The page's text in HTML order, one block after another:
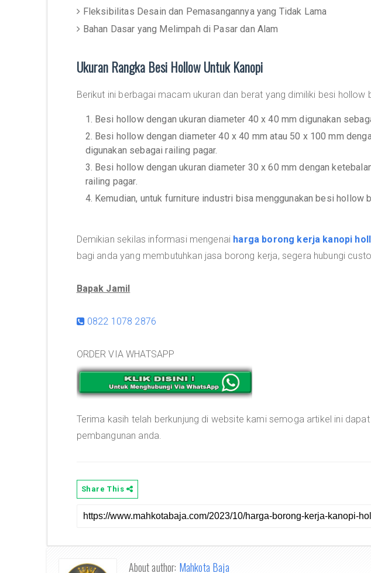
Fleksibilitas Desain dan Pemasangannya yang Tidak Lama
Bahan Dasar yang Melimpah di Pasar dan Alam
Ukuran Rangka Besi Hollow Untuk Kanopi
Berikut ini berbagai macam ukuran dan berat yang dimiliki besi hollow
1. Besi hollow dengan ukuran diameter 40 x 40 mm digunakan
2. Besi hollow dengan diameter 40 x 40 mm atau 50 x 100 mm
digunakan sebagai railing pagar.
3. Besi hollow dengan ukuran diameter 30 x 60 mm dengan
railing pagar.
4. Kemudian, untuk furniture industri bisa menggunakan besi hollow
Demikian sekilas informasi mengenai harga borong kerja kanopi
bagi anda yang membutuhkan jasa borong kerja, segera hubungi
Bapak Jamil
0822 1078 2876
ORDER VIA WHATSAPP
Terima kasih telah berkunjung di website kami semoga artikel ini
pembangunan anda.
Share This
About author: Mahkota Baja